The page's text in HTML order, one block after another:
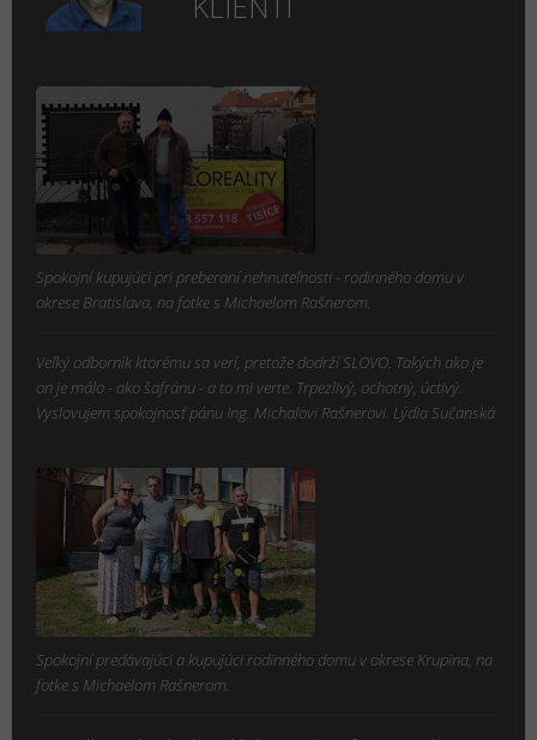
Spokojní kupujúci pri preberaní nehnuteľnosti - rodinného domu v
okrese Bratislava, na fotke s Michaelom Rašnerom.
Veľký odborník ktorému sa verí, pretože dodrží SLOVO. Takých ako je
on je málo - ako šafránu - a to mi verte. Trpezlivý, ochotný, úctivý.
Vyslovujem spokojnosť pánu Ing. Michalovi Rašnerovi. Lýdia Sučanská
Spokojní predávajúci a kupujúci rodinného domu v okrese Krupina, na
fotke s Michaelom Rašnerom.